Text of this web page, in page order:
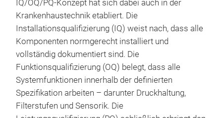
IQ/OQ/PQ-Konzept hat sich dabei auch in der
Krankenhaustechnik etabliert. Die
Installationsqualifizierung (IQ) weist nach, dass alle
Komponenten normgerecht installiert und
vollständig dokumentiert sind. Die
Funktionsqualifizierung (OQ) belegt, dass alle
Systemfunktionen innerhalb der definierten
Spezifikation arbeiten – darunter Druckhaltung,
Filterstufen und Sensorik. Die